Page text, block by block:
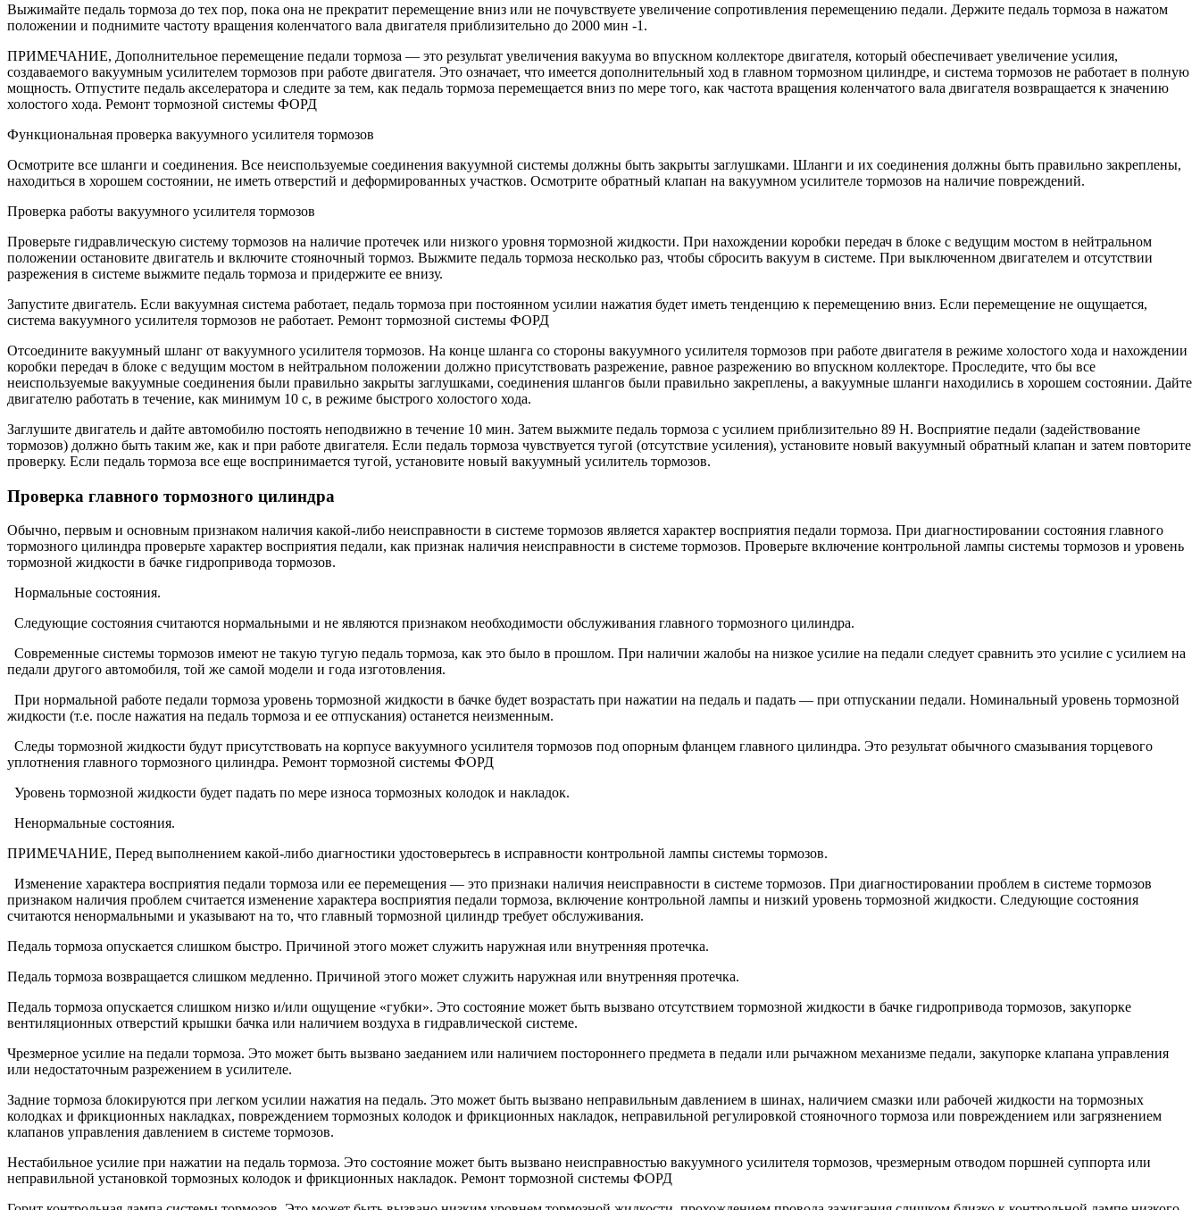
Выжимайте педаль тормоза до тех пор, пока она не прекратит перемещение вниз или не почувствуете увеличение сопротивления перемещению педали. Держите педаль тормоза в нажатом
положении и поднимите частоту вращения коленчатого вала двигателя приблизительно до 2000 мин -1.
ПРИМЕЧАНИЕ, Дополнительное перемещение педали тормоза — это результат увеличения вакуума во впускном коллекторе двигателя, который обеспечивает увеличение усилия,
создаваемого вакуумным усилителем тормозов при работе двигателя. Это означает, что имеется дополнительный ход в главном тормозном цилиндре, и система тормозов не работает в полную
мощность. Отпустите педаль акселератора и следите за тем, как педаль тормоза перемещается вниз по мере того, как частота вращения коленчатого вала двигателя возвращается к значению
холостого хода. Ремонт тормозной системы ФОРД
Функциональная проверка вакуумного усилителя тормозов
Осмотрите все шланги и соединения. Все неиспользуемые соединения вакуумной системы должны быть закрыты заглушками. Шланги и их соединения должны быть правильно закреплены,
находиться в хорошем состоянии, не иметь отверстий и деформированных участков. Осмотрите обратный клапан на вакуумном усилителе тормозов на наличие повреждений.
Проверка работы вакуумного усилителя тормозов
Проверьте гидравлическую систему тормозов на наличие протечек или низкого уровня тормозной жидкости. При нахождении коробки передач в блоке с ведущим мостом в нейтральном
положении остановите двигатель и включите стояночный тормоз. Выжмите педаль тормоза несколько раз, чтобы сбросить вакуум в системе. При выключенном двигателем и отсутствии
разрежения в системе выжмите педаль тормоза и придержите ее внизу.
Запустите двигатель. Если вакуумная система работает, педаль тормоза при постоянном усилии нажатия будет иметь тенденцию к перемещению вниз. Если перемещение не ощущается,
система вакуумного усилителя тормозов не работает. Ремонт тормозной системы ФОРД
Отсоедините вакуумный шланг от вакуумного усилителя тормозов. На конце шланга со стороны вакуумного усилите­ля тормозов при работе двигателя в режиме холостого хода и нахождении
коробки передач в блоке с ведущим мостом в нейтральном положении должно присутствовать разрежение, равное разрежению во впускном коллекторе. Проследите, что бы все
неиспользуемые вакуумные соединения были правильно закрыты заглушками, соединения шлангов были правильно закреплены, а вакуумные шланги находились в хорошем состоянии. Дайте
двигателю работать в течение, как минимум 10 с, в режиме быстрого холостого хода.
Заглушите двигатель и дайте автомобилю постоять неподвижно в течение 10 мин. Затем вы­жмите педаль тормоза с усилием приблизительно 89 Н. Восприятие педали (задействование
тормозов) должно быть таким же, как и при работе двигателя. Если педаль тормоза чувствуется тугой (отсутствие усиления), установите новый вакуумный обратный клапан и затем повторите
проверку. Если педаль тормоза все еще воспринимается тугой, установите новый вакуумный усилитель тормозов.
Проверка главного тормозного цилиндра
Обычно, первым и основным признаком наличия какой-либо неисправности в системе тормозов является характер восприятия педали тормоза. При диагностировании состояния главного
тормозного цилиндра проверьте характер восприятия педали, как признак наличия неисправности в системе тормозов. Проверьте включение контрольной лампы системы тормозов и уровень
тормозной жидкости в бачке гидропривода тормозов.
Нормальные состояния.
Следующие состояния считаются нормальными и не являются признаком необходимости обслуживания главного тормозного цилиндра.
Современные системы тормозов имеют не такую тугую пе­даль тормоза, как это было в прошлом. При наличии жалобы на низкое усилие на педали следует сравнить это усилие с усилием на
педали другого автомобиля, той же самой модели и года изготовления.
При нормальной работе педали тормоза уровень тормозной жидкости в бачке будет возрастать при нажатии на педаль и падать — при отпускании педали. Номинальный уровень тормозной
жидкости (т.е. после нажатия на педаль тормоза и ее отпускания) останется неизменным.
Следы тормозной жидкости будут присутствовать на корпусе вакуумного усилителя тормозов под опорным фланцем главного цилиндра. Это результат обычного смазывания торцевого
уплотнения главного тормозного цилиндра. Ремонт тормозной системы ФОРД
Уровень тормозной жидкости будет падать по мере износа тормозных колодок и накладок.
Ненормальные состояния.
ПРИМЕЧАНИЕ, Перед выполнением какой-либо диагностики удостоверьтесь в исправности контрольной лампы системы тормозов.
Изменение характера восприятия педали тормоза или ее перемещения — это признаки наличия неисправности в системе тормозов. При диагностировании проблем в системе тормозов
признаком наличия проблем считается изменение характера восприятия педали тормоза, включение контрольной лампы и низкий уровень тормозной жидкости. Следующие состояния
считаются ненормальными и указывают на то, что главный тормозной цилиндр требует обслуживания.
Педаль тормоза опускается слишком быстро. Причиной этого может служить наружная или внутренняя протечка.
Педаль тормоза возвращается слишком медленно. Причиной этого может служить наружная или внутренняя протечка.
Педаль тормоза опускается слишком низко и/или ощущение «губки». Это состояние может быть вызвано отсутствием тормозной жидкости в бачке гидропривода тормозов, закупорке
вентиляционных отверстий крышки бачка или наличием воздуха в гидравлической системе.
Чрезмерное усилие на педали тормоза. Это может быть вызвано заеданием или наличием постороннего предмета в педали или рычажном механизме педали, закупорке клапана управления
или недостаточным разрежением в усилителе.
Задние тормоза блокируются при легком усилии нажатия на педаль. Это может быть вызвано неправильным давлением в шинах, наличием смазки или рабочей жидкости на тормозных
колодках и фрикционных накладках, повреждением тормозных колодок и фрикционных накладок, неправильной регулировкой стояночного тормоза или повреждением или загрязнением
клапанов управления давлением в системе тормозов.
Нестабильное усилие при нажатии на педаль тормоза. Это состояние может быть вызвано неисправностью вакуумного усилителя тормозов, чрезмерным отводом поршней суппорта или
неправильной установкой тормозных колодок и фрикционных накладок. Ремонт тормозной системы ФОРД